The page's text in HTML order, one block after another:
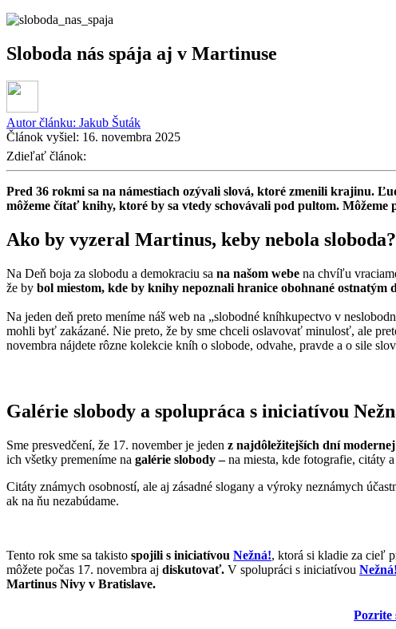
Sloboda nás spája aj v Martinuse
Autor článku: Jakub Šuták
Článok vyšiel: 16. novembra 2025
Zdieľať článok:
Pred 36 rokmi sa na námestiach ozývali slová, ktoré zmenili krajinu.
môžeme čítať knihy, ktoré by sa vtedy schovávali pod pultom.
Ako by vyzeral Martinus, keby nebola sloboda?
Na Deň boja za slobodu a demokraciu sa na našom webe na chvíľu
že by bol miestom, kde by knihy nepoznali hranice obohnané ostnatým
Na jeden deň preto meníme náš web na „slobodné kníhkupectvo v
mohli byť zakázané. Nie preto, že by sme chceli oslavovať minulosť, ale
novembra nájdete rôzne kolekcie kníh o slobode, odvahe, pravde a o sile
Galérie slobody a spolupráca s iniciatívou
Sme presvedčení, že 17. november je jeden z najdôležitejších dní
ich všetky premeníme na galérie slobody –na miesta, kde fotografie, citáty
Citáty známych osobností, ale aj zásadné slogany a výroky neznámych
ak na ňu nezabúdame.
Tento rok sme sa takisto spojili s iniciatívou Nežná!, ktorá si kladie za cieľ
môžete počas 17. novembra aj diskutovať. V spolupráci s iniciatívou Nežná!
Martinus Nivy v Bratislave.
Pozrite